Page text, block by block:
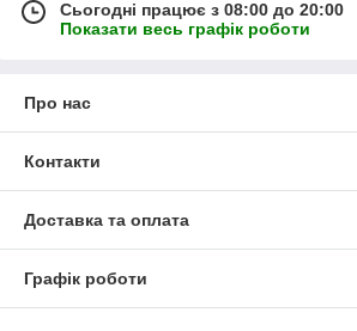
Сьогодні працює з 08:00 до 20:00
Показати весь графік роботи
Про нас
Контакти
Доставка та оплата
Графік роботи